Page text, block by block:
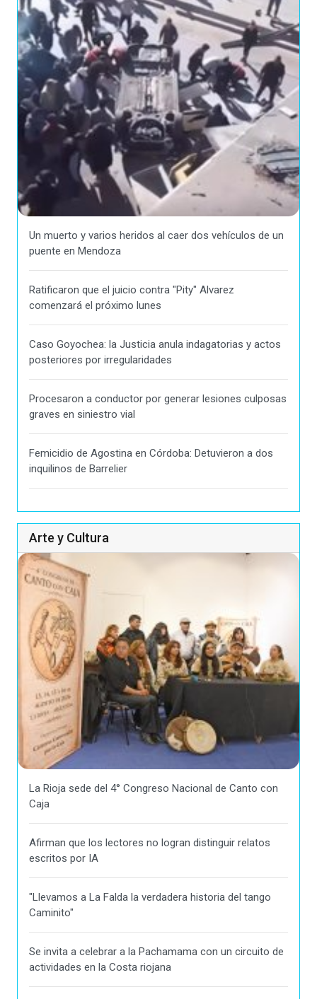
Un muerto y varios heridos al caer dos vehículos de un
puente en Mendoza
Ratificaron que el juicio contra "Pity" Alvarez
comenzará el próximo lunes
Caso Goyochea: la Justicia anula indagatorias y actos
posteriores por irregularidades
Procesaron a conductor por generar lesiones culposas
graves en siniestro vial
Femicidio de Agostina en Córdoba: Detuvieron a dos
inquilinos de Barrelier
Arte y Cultura
La Rioja sede del 4° Congreso Nacional de Canto con
Caja
Afirman que los lectores no logran distinguir relatos
escritos por IA
"Llevamos a La Falda la verdadera historia del tango
Caminito"
Se invita a celebrar a la Pachamama con un circuito de
actividades en la Costa riojana